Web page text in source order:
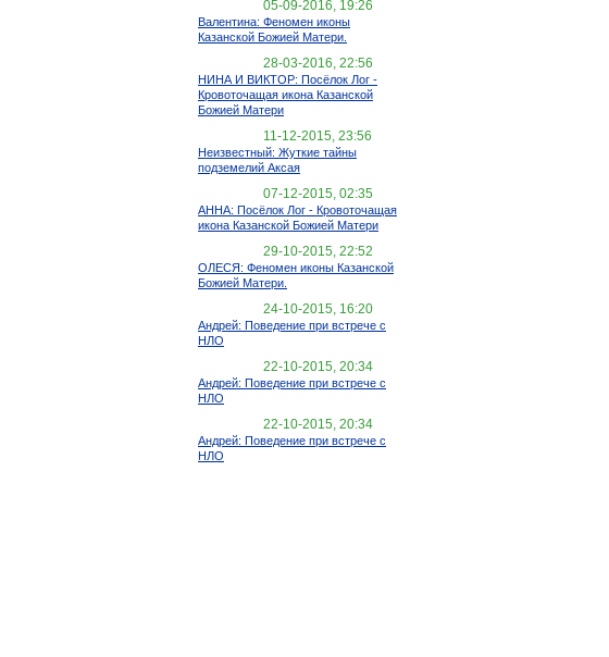
05-09-2016, 19:26
Валентина: Феномен иконы
Казанской Божией Матери.
28-03-2016, 22:56
НИНА И ВИКТОР: Посёлок Лог -
Кровоточащая икона Казанской
Божией Матери
11-12-2015, 23:56
Неизвестный: Жуткие тайны
подземелий Аксая
07-12-2015, 02:35
АННА: Посёлок Лог - Кровоточащая
икона Казанской Божией Матери
29-10-2015, 22:52
ОЛЕСЯ: Феномен иконы Казанской
Божией Матери.
24-10-2015, 16:20
Андрей: Поведение при встрече с
НЛО
22-10-2015, 20:34
Андрей: Поведение при встрече с
НЛО
22-10-2015, 20:34
Андрей: Поведение при встрече с
НЛО